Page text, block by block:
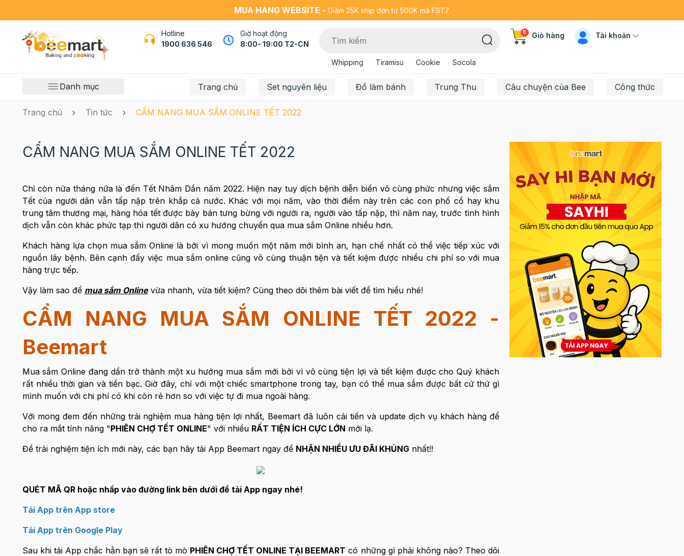
MUA HÀNG WEBSITE - Giảm 25K ship đơn từ 500K mã FST7
Hotline
1900 636 546
Giờ hoạt động
8:00- 19:00 T2-CN
Whipping Tiramisu Cookie Socola
0 Giỏ hàng Tài khoản
Danh mục Trang chủ Set nguyên liệu Đồ làm bánh Trung Thu Câu chuyện của Bee Công thức
Trang chủ Tin tức CẨM NANG MUA SẮM ONLINE TẾT 2022
CẨM NANG MUA SẮM ONLINE TẾT 2022
Chỉ còn nửa tháng nữa là đến Tết Nhâm Dần năm 2022. Hiện nay tuy dịch bệnh diễn biến vô cùng phức nhưng việc sắm
Tết của người dân vẫn tấp nập trên khắp cả nước. Khác với mọi năm, vào thời điểm này trên các con phố cổ hay khu
trung tâm thương mại, hàng hóa tết được bày bán tưng bừng với người ra, người vào tấp nập, thì năm nay, trước tình hình
dịch vẫn còn khác phức tạp thì người dân có xu hướng chuyển qua mua sắm Online nhiều hơn.
Khách hàng lựa chọn mua sắm Online là bởi vì mong muốn một năm mới bình an, hạn chế nhất có thể việc tiếp xúc với
nguồn lây bệnh. Bên cạnh đấy việc mua sắm online cũng vô cùng thuận tiện và tiết kiệm được nhiều chi phí so với mua
hàng trực tiếp.
Vậy làm sao để mua sắm Onlinevừa nhanh, vừa tiết kiệm? Cùng theo dõi thêm bài viết để tìm hiểu nhé!
CẨM NANG MUA SẮM ONLINE TẾT 2022 -
Beemart
Mua sắm Online đang dần trở thành một xu hướng mua sắm mới bởi vì vô cùng tiện lợi và tiết kiệm được cho Quý khách
rất nhiều thời gian và tiền bạc. Giờ đây, chỉ với một chiếc smartphone trong tay, bạn có thể mua sắm được bất cứ thứ gì
mình muốn với chi phí có khi còn rẻ hơn so với việc tự đi mua ngoài hàng.
Với mong đem đến những trải nghiệm mua hàng tiện lợi nhất, Beemart đã luôn cải tiến và update dịch vụ khách hàng để
cho ra mắt tính năng "PHIÊN CHỢ TẾT ONLINE" với nhiều RẤT TIỆN ÍCH CỰC LỚN mới lạ.
Để trải nghiệm tiện ích mới này, các bạn hãy tải App Beemart ngay để NHẬN NHIỀU ƯU ĐÃI KHỦNGnhất!!
QUÉT MÃ QR hoặc nhấp vào đường link bên dưới để tải App ngay nhé!
Tải App trên App store
Tải App trên Google Play
Sau khi tải App chắc hẳn bạn sẽ rất tò mò PHIÊN CHỢ TẾT ONLINE TẠI BEEMART có những gì phải không nào? Theo dõi